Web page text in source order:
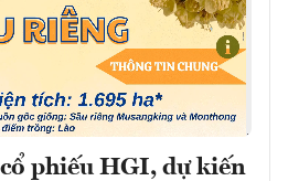
phiếu HGI, dự kiến